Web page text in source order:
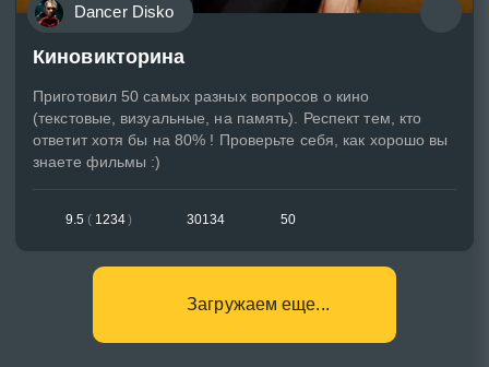
Dancer Disko
Киновикторина
Приготовил 50 самых разных вопросов о кино
(текстовые, визуальные, на память). Респект тем, кто
ответит хотя бы на 80% ! Проверьте себя, как хорошо вы
знаете фильмы :)
9.5 ( 1234) 30134 50
Загружаем еще...